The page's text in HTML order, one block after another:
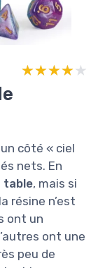
★★★★★
★★★★★
côté « ciel
nets. En
table, mais si
résine n’est
ont un
ont une
peu de